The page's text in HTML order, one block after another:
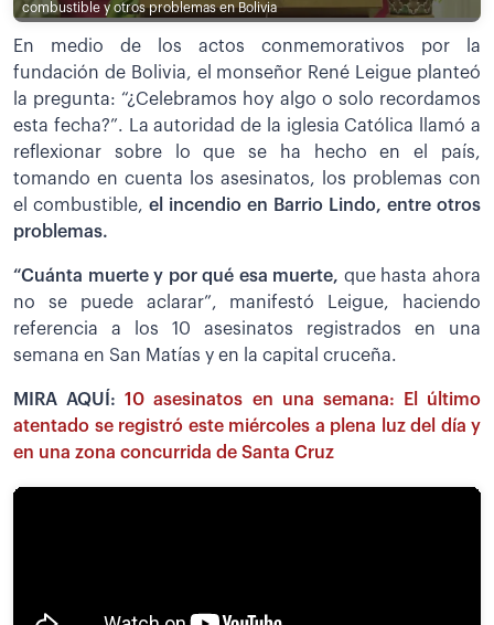
combustible y otros problemas en Bolivia
En medio de los actos conmemorativos por la
fundación de Bolivia, el monseñor René Leigue planteó
la pregunta: “¿Celebramos hoy algo o solo recordamos
esta fecha?”. La autoridad de la iglesia Católica llamó a
reflexionar sobre lo que se ha hecho en el país,
tomando en cuenta los asesinatos, los problemas con
el combustible, el incendio en Barrio Lindo, entre otros
problemas.
“Cuánta muerte y por qué esa muerte, que hasta ahora
no se puede aclarar”, manifestó Leigue, haciendo
referencia a los 10 asesinatos registrados en una
semana en San Matías y en la capital cruceña.
MIRA AQUÍ:10 asesinatos en una semana: El último
atentado se registró este miércoles a plena luz del día y
en una zona concurrida de Santa Cruz